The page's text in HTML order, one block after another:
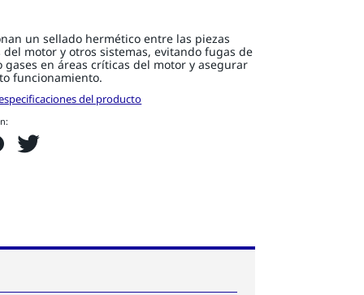
un sellado hermético entre las piezas
del motor y otros sistemas, evitando fugas de
gases en áreas críticas del motor y asegurar
funcionamiento.
del producto